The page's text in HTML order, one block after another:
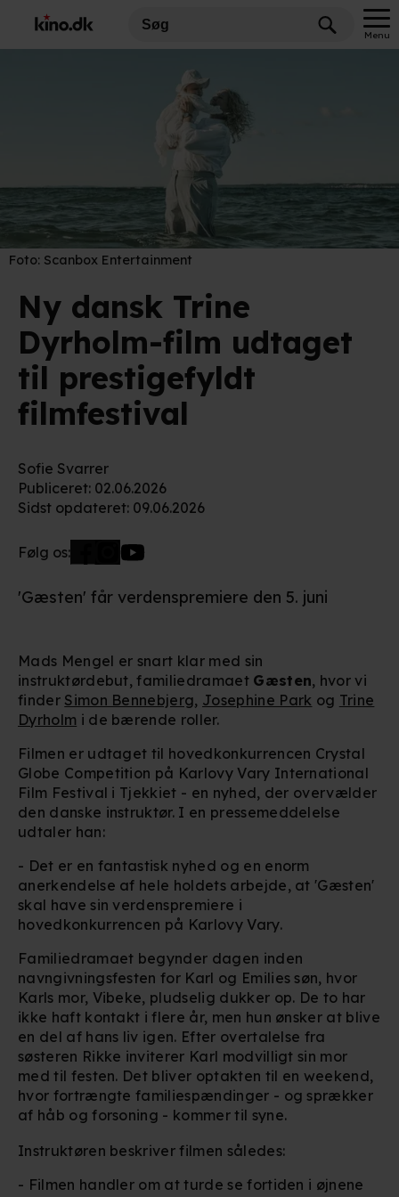
Menu
Foto: Scanbox Entertainment
Ny dansk Trine
Dyrholm-film udtaget
til prestigefyldt
filmfestival
Sofie Svarrer
Publiceret: 02.06.2026
Sidst opdateret: 09.06.2026
Følg os:
'Gæsten' får verdenspremiere den 5. juni
Mads Mengel er snart klar med sin
instruktørdebut, familiedramaet Gæsten, hvor vi
finder Simon Bennebjerg, Josephine Park og Trine
Dyrholm i de bærende roller.
Filmen er udtaget til hovedkonkurrencen Crystal
Globe Competition på Karlovy Vary International
Film Festival i Tjekkiet - en nyhed, der overvælder
den danske instruktør. I en pressemeddelelse
udtaler han:
- Det er en fantastisk nyhed og en enorm
anerkendelse af hele holdets arbejde, at 'Gæsten'
skal have sin verdenspremiere i
hovedkonkurrencen på Karlovy Vary.
Familiedramaet begynder dagen inden
navngivningsfesten for Karl og Emilies søn, hvor
Karls mor, Vibeke, pludselig dukker op. De to har
ikke haft kontakt i flere år, men hun ønsker at blive
en del af hans liv igen. Efter overtalelse fra
søsteren Rikke inviterer Karl modvilligt sin mor
med til festen. Det bliver optakten til en weekend,
hvor fortrængte familiespændinger - og sprækker
af håb og forsoning - kommer til syne.
Instruktøren beskriver filmen således:
- Filmen handler om at turde se fortiden i øjnene